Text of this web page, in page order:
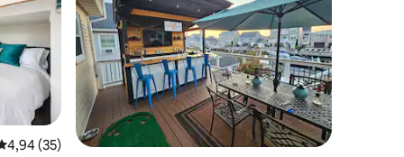
Bewertung: 4,94 von 5, 35 Bewertungen
4,94 (35)